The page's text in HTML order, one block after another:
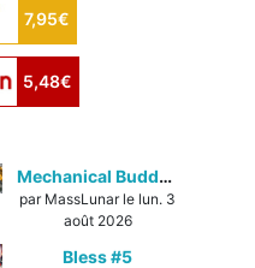
7,95€
5,48€
Mechanical Buddy Universe #0
par MassLunar le lun. 3
août 2026
Bless #5